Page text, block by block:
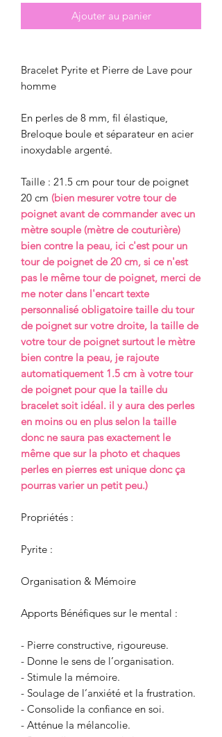
Ajouter au panier
Bracelet Pyrite et Pierre de Lave pour
homme
En perles de 8 mm, fil élastique,
Breloque boule et séparateur en acier
inoxydable argenté.
Taille : 21.5 cm pour tour de poignet
20 cm (bien mesurer votre tour de
poignet avant de commander avec un
mètre souple (mètre de couturière)
bien contre la peau, ici c'est pour un
tour de poignet de 20 cm, si ce n'est
pas le même tour de poignet, merci de
me noter dans l'encart texte
personnalisé obligatoire taille du tour
de poignet sur votre droite, la taille de
votre tour de poignet surtout le mètre
bien contre la peau, je rajoute
automatiquement 1.5 cm à votre tour
de poignet pour que la taille du
bracelet soit idéal. il y aura des perles
en moins ou en plus selon la taille
donc ne saura pas exactement le
même que sur la photo et chaques
perles en pierres est unique donc ça
pourras varier un petit peu.)
Propriétés :
Pyrite :
Organisation & Mémoire
Apports Bénéfiques sur le mental :
- Pierre constructive, rigoureuse.
- Donne le sens de l’organisation.
- Stimule la mémoire.
- Soulage de l’anxiété et la frustration.
- Consolide la confiance en soi.
- Atténue la mélancolie.